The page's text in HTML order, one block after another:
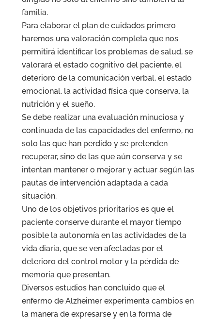
familia.
Para elaborar el plan de cuidados primero
haremos una valoración completa que nos
permitirá identificar los problemas de salud, se
valorará el estado cognitivo del paciente, el
deterioro de la comunicación verbal, el estado
emocional, la actividad física que conserva, la
nutrición y el sueño.
Se debe realizar una evaluación minuciosa y
continuada de las capacidades del enfermo, no
solo las que han perdido y se pretenden
recuperar, sino de las que aún conserva y se
intentan mantener o mejorar y actuar según las
pautas de intervención adaptada a cada
situación.
Uno de los objetivos prioritarios es que el
paciente conserve durante el mayor tiempo
posible la autonomía en las actividades de la
vida diaria, que se ven afectadas por el
deterioro del control motor y la pérdida de
memoria que presentan.
Diversos estudios han concluido que el
enfermo de Alzheimer experimenta cambios en
la manera de expresarse y en la forma de